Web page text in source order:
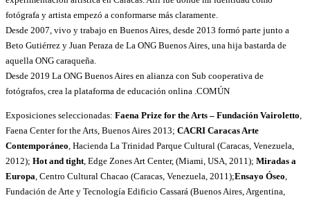
fotógrafa y artista empezó a conformarse más claramente.
Desde 2007, vivo y trabajo en Buenos Aires, desde 2013 formó parte junto a
Beto Gutiérrez y Juan Peraza de La ONG Buenos Aires, una hija bastarda de
aquella ONG caraqueña.
Desde 2019 La ONG Buenos Aires en alianza con Sub cooperativa de
fotógrafos, crea la plataforma de educación onlina .COMÚN
Exposiciones seleccionadas: Faena Prize for the Arts – Fundación Vairoletto
Faena Center for the Arts, Buenos Aires 2013; CACRI Caracas Arte
Contemporáneo , Hacienda La Trinidad Parque Cultural (Caracas, Venezuela,
2012); Hot and tight , Edge Zones Art Center, (Miami, USA, 2011); Miradas a
Europa , Centro Cultural Chacao (Caracas, Venezuela, 2011);Ensayo Óseo
Fundación de Arte y Tecnología Edificio Cassará (Buenos Aires, Argentina,